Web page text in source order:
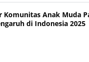
Komunitas Anak Muda
di Indonesia 2025